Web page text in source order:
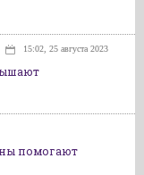
15:02, 25 августа 2023
помогают